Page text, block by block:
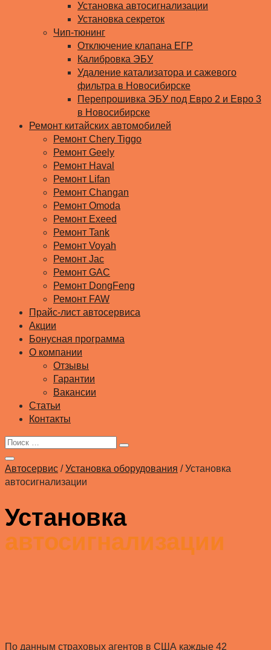
Установка автосигнализации
Установка секреток
Чип-тюнинг
Отключение клапана ЕГР
Калибровка ЭБУ
Удаление катализатора и сажевого
фильтра в Новосибирске
Перепрошивка ЭБУ под Евро 2 и Евро 3
в Новосибирске
Ремонт китайских автомобилей
Ремонт Chery Tiggo
Ремонт Geely
Ремонт Haval
Ремонт Lifan
Ремонт Changan
Ремонт Omoda
Ремонт Exeed
Ремонт Tank
Ремонт Voyah
Ремонт Jac
Ремонт GAC
Ремонт DongFeng
Ремонт FAW
Прайс-лист автосервиса
Акции
Бонусная программа
О компании
Отзывы
Гарантии
Вакансии
Статьи
Контакты
Автосервис / Установка оборудования / Установка
автосигнализации
Установка
автосигнализации
По данным страховых агентов в США каждые 42